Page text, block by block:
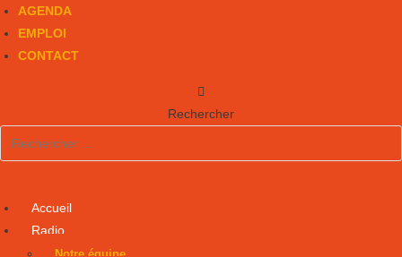
AGENDA
EMPLOI
CONTACT
Rechercher
Accueil
Radio
Notre équipe